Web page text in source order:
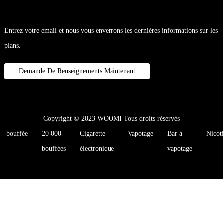
Entrez votre email et nous vous enverrons les dernières informations sur les
plans.
Demande De Renseignements Maintenant
Copyright © 2023 WOOMI Tous droits réservés
bouffée
20 000
bouffées
Cigarette
électronique
Vapotage
Bar à
vapotage